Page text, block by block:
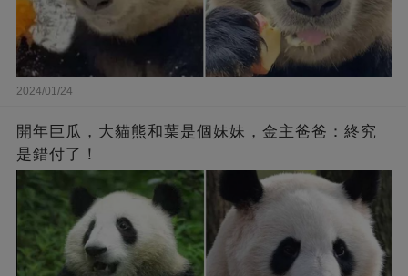
2024/01/24
開年巨瓜，大貓熊和葉是個妹妹，金主爸爸：終究
是錯付了！